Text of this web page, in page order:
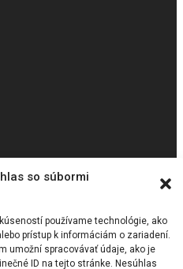
so súbormi
používame technológie, ako
prístup k informáciám o zariadení.
umožní spracovávať údaje, ako je
ID na tejto stránke. Nesúhlas
9117